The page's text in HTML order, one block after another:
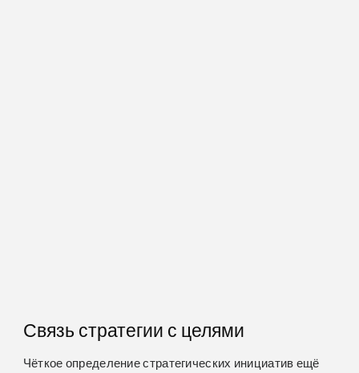
Связь стратегии с целями
Чёткое определение стратегических инициатив ещё